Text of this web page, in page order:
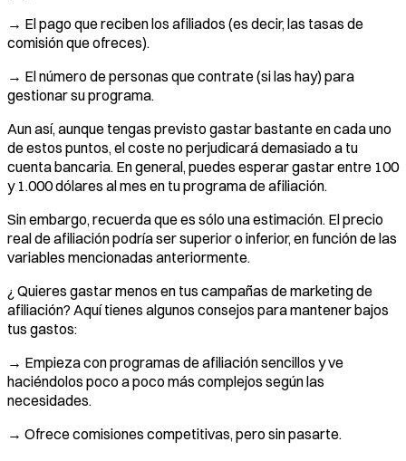
→ El pago que reciben los afiliados (es decir, las tasas de
comisión que ofreces).
→ El número de personas que contrate (si las hay) para
gestionar su programa.
Aun así, aunque tengas previsto gastar bastante en cada uno
de estos puntos, el coste no perjudicará demasiado a tu
cuenta bancaria. En general, puedes esperar gastar entre 100
y 1.000 dólares al mes en tu programa de afiliación.
Sin embargo, recuerda que es sólo una estimación. El precio
real de afiliación podría ser superior o inferior, en función de las
variables mencionadas anteriormente.
¿ Quieres gastar menos en tus campañas de marketing de
afiliación? Aquí tienes algunos consejos para mantener bajos
tus gastos:
→ Empieza con programas de afiliación sencillos y ve
haciéndolos poco a poco más complejos según las
necesidades.
→ Ofrece comisiones competitivas, pero sin pasarte.